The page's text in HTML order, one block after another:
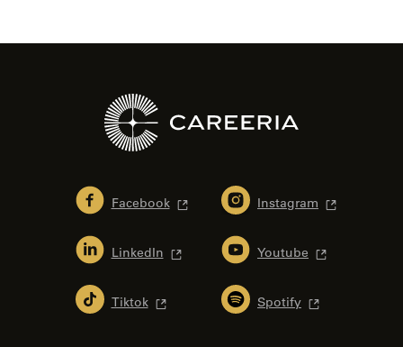
Facebook Instagram
LinkedIn Youtube
Tiktok Spotify